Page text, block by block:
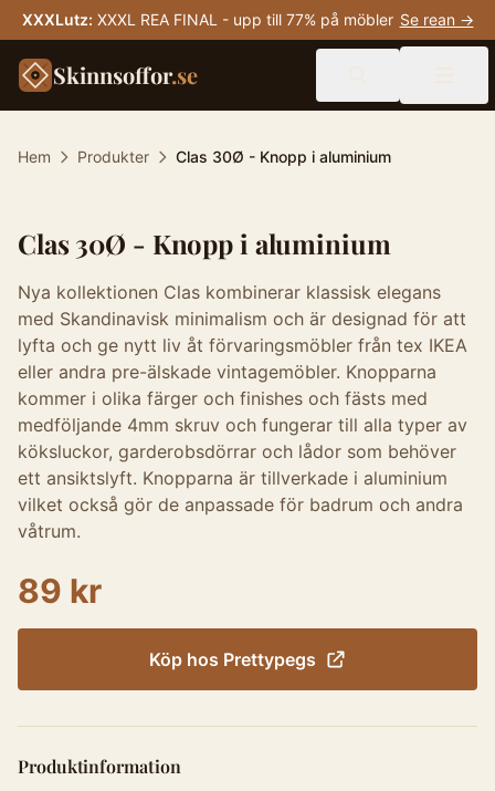
XXXLutz: XXXL REA FINAL - upp till 77% på möbler Se rean →
Skinnsoffor.se
Hem Produkter Clas 30Ø - Knopp i aluminium
Clas 30Ø - Knopp i aluminium
Nya kollektionen Clas kombinerar klassisk elegans
med Skandinavisk minimalism och är designad för att
lyfta och ge nytt liv åt förvaringsmöbler från tex IKEA
eller andra pre-älskade vintagemöbler. Knopparna
kommer i olika färger och finishes och fästs med
medföljande 4mm skruv och fungerar till alla typer av
köksluckor, garderobsdörrar och lådor som behöver
ett ansiktslyft. Knopparna är tillverkade i aluminium
vilket också gör de anpassade för badrum och andra
våtrum.
89 kr
Köp hos Prettypegs
Produktinformation